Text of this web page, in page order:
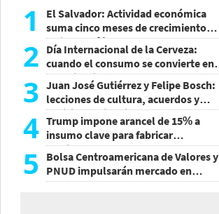
1
El Salvador: Actividad económica
suma cinco meses de crecimiento
arriba de 4%
2 Día Internacional de la Cerveza:
cuando el consumo se convierte en
experiencia
3 Juan José Gutiérrez y Felipe Bosch:
lecciones de cultura, acuerdos y
decisiones sin miedo
4 Trump impone arancel de 15% a
insumo clave para fabricar
semiconductores y paneles
5
Bolsa Centroamericana de Valores y
PNUD impulsarán mercado en
Honduras